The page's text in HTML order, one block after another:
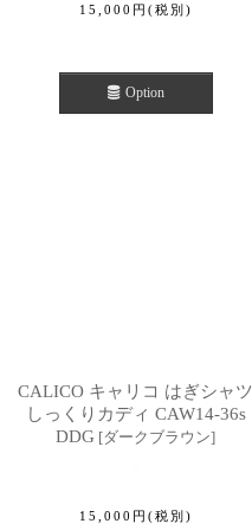
15,000 円 (税別)
Option
CALICO キャリコ はぎシャツ
しっくりカディ CAW14-36s
DDG [ダークブラウン]
15,000 円 (税別)